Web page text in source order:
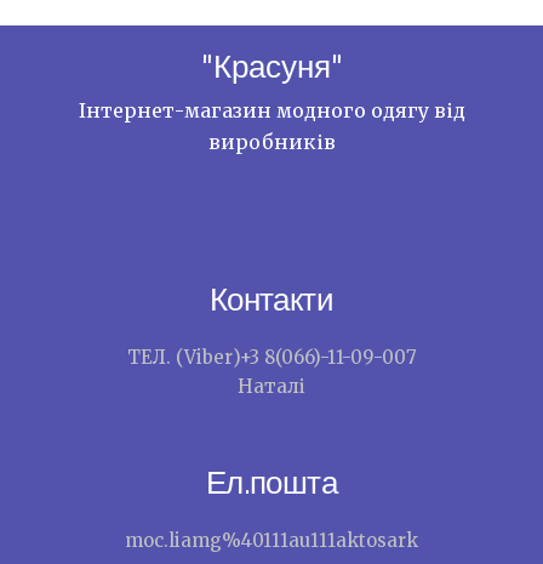
"Красуня"
Інтернет-магазин модного одягу від
виробників
Контакти
ТЕЛ. (Viber)+3 8(066)-11-09-007
Наталі
Ел.пошта
moc.liamg%40111au111aktosark